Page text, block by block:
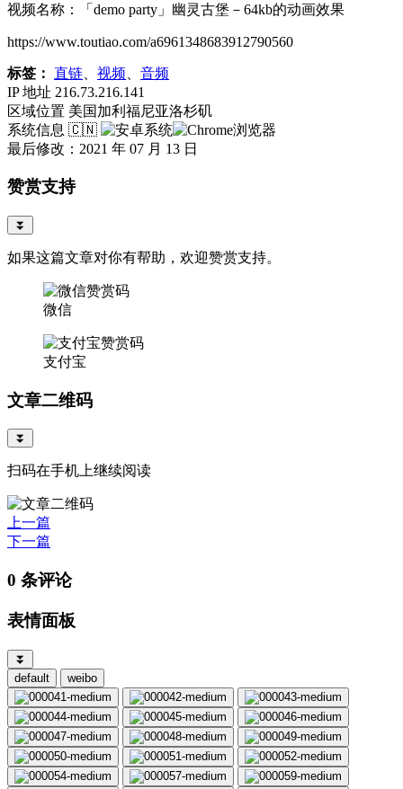
视频名称：「demo party」幽灵古堡－64kb的动画效果
https://www.toutiao.com/a6961348683912790560
标签： 直链 视频
音频
IP 地址 216.73.216.141
区域位置 美国加利福尼亚洛杉矶
系统信息 🇨🇳
最后修改：2021 年 07 月 13 日
赞赏支持
⏬
如果这篇文章对你有帮助，欢迎赞赏支持。
微信
支付宝
文章二维码
⏬
扫码在手机上继续阅读
上一篇
下一篇
0 条评论
表情面板
⏬
default
weibo